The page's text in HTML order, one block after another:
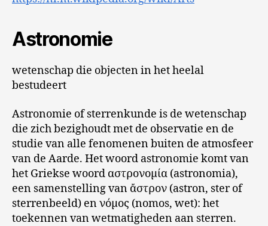
Astronomie
wetenschap die objecten in het heelal
bestudeert
Astronomie of sterrenkunde is de wetenschap
die zich bezighoudt met de observatie en de
studie van alle fenomenen buiten de atmosfeer
van de Aarde. Het woord astronomie komt van
het Griekse woord αστρονομία (astronomia),
een samenstelling van ἄστρον (astron, ster of
sterrenbeeld) en νόμος (nomos, wet): het
toekennen van wetmatigheden aan sterren.